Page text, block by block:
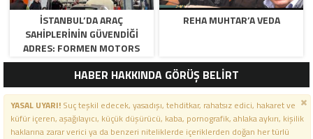
İSTANBUL’DA ARAÇ
SAHIPLERININ GÜVENDIĞI
ADRES: FORMEN MOTORS
REHA MUHTAR’A VEDA
HABER HAKKINDA GÖRÜŞ BELİRT
YASAL UYARI!Suç teşkil edecek, yasadışı, tehditkar, rahatsız edici, hakaret ve
küfür içeren, aşağılayıcı, küçük düşürücü, kaba, pornografik, ahlaka aykırı, kişilik
haklarına zarar verici ya da benzeri niteliklerde içeriklerden doğan her türlü